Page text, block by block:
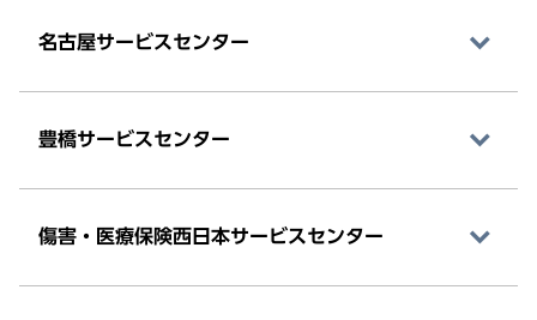
名古屋サービスセンター
豊橋サービスセンター
傷害・医療保険西日本サービスセンター